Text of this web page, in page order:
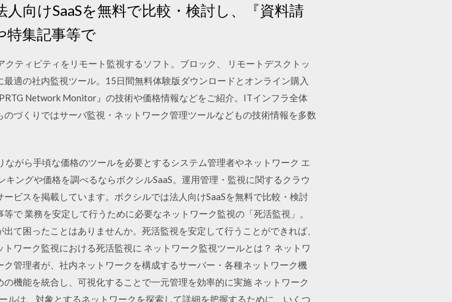
向けSaaSを無料で比較・検討し、『資料請
特集記事等で
ティビティをリモート監視するソフト。ブロック、 リモートデスクトッ
適の社内監視ツール。15日間無料体験版ダウンロードとオンライン購入
Network Monitor』の技術や価格情報などをご紹介。ITインフラ全体
づくりではサーバ監視・ネットワーク管理ツールなどもの技術情報を多数
がら手頃な価格のツールを必要とするシステム管理者やネットワーク エ
ングや価格を調べるならボクシルSaaS。運用管理・監視に関するクラウ
ビスを掲載しています。ボクシルでは法人向けSaaSを無料で比較・検討
で 業務を安定して行うために必要なネットワーク監視の「死活監視」。
て困ったことはありませんか。死活監視を安定して行うことができれば、
ワーク監視における死活監視に ネットワーク監視ツールとは？ ネットワ
管理者が、社内ネットワークを構成するサーバー・各種ネットワーク機
機能を統合し、可視化することで一元管理を効率的に実施 ネットワーク
ルは、対象とするネットワークを探索して詳細を把握するために、いくつ